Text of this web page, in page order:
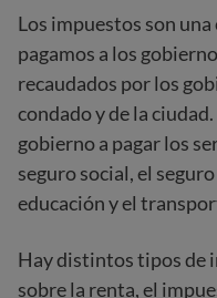
Los impuestos son
pagamos a los
recaudados por los
condado y de la
gobierno a pagar los
seguro social, el
educación y el
Hay distintos tipos de
sobre la renta, el